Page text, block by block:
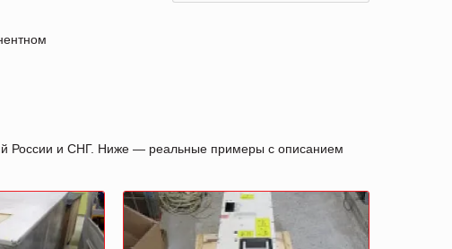
России и СНГ. Ниже — реальные примеры с описанием